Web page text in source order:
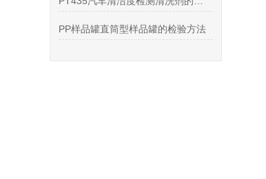
PP样品罐直筒型样品罐的检验方法